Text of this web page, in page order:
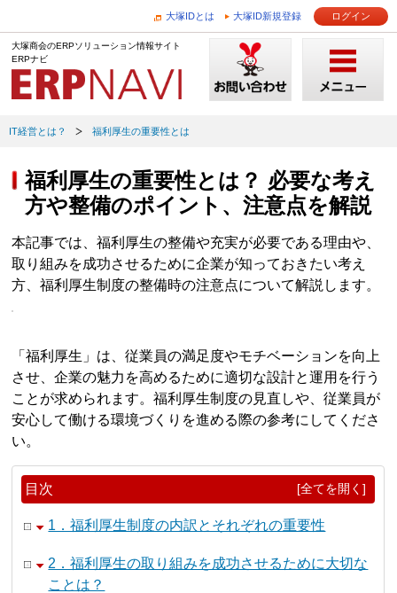
大塚IDとは 大塚ID新規登録 ログイン
大塚商会のERPソリューション情報サイト
ERPナビ
IT経営とは？ 福利厚生の重要性とは
福利厚生の重要性とは？ 必要な考え
方や整備のポイント、注意点を解説
本記事では、福利厚生の整備や充実が必要である理由や、
取り組みを成功させるために企業が知っておきたい考え
方、福利厚生制度の整備時の注意点について解説します。
「福利厚生」は、従業員の満足度やモチベーションを向上
させ、企業の魅力を高めるために適切な設計と運用を行う
ことが求められます。福利厚生制度の見直しや、従業員が
安心して働ける環境づくりを進める際の参考にしてくださ
い。
目次 [全てを開く]
1．福利厚生制度の内訳とそれぞれの重要性
2．福利厚生の取り組みを成功させるために大切な
ことは？